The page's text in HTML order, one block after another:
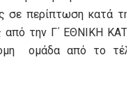
σε περίπτωση κατά
από την Γ΄ ΕΘΝΙΚΗ
ομάδα από το